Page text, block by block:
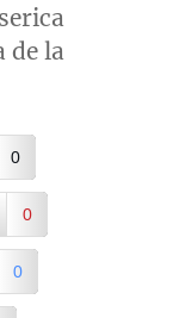
de la
0
0
0